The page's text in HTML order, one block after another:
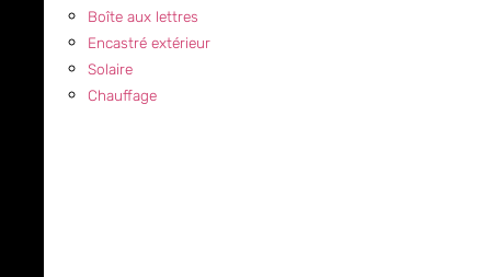
Boîte aux lettres
Encastré extérieur
Solaire
Chauffage